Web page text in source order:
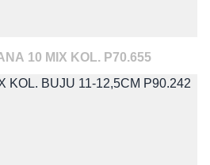
10 MIX KOL. P70.655